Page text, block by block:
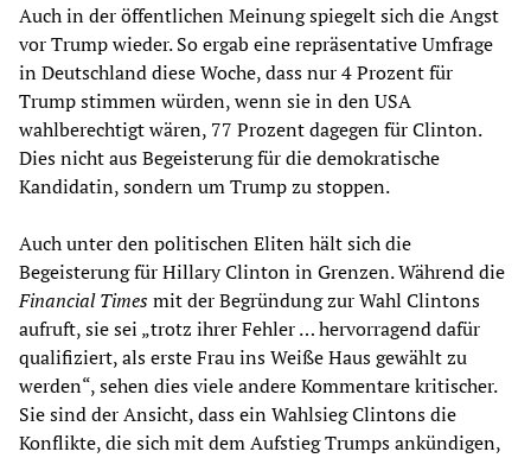
Auch in der öffentlichen Meinung spiegelt sich die Angst
vor Trump wieder. So ergab eine repräsentative Umfrage
in Deutschland diese Woche, dass nur 4 Prozent für
Trump stimmen würden, wenn sie in den USA
wahlberechtigt wären, 77 Prozent dagegen für Clinton.
Dies nicht aus Begeisterung für die demokratische
Kandidatin, sondern um Trump zu stoppen.
Auch unter den politischen Eliten hält sich die
Begeisterung für Hillary Clinton in Grenzen. Während die
Financial Timesmit der Begründung zur Wahl Clintons
aufruft, sie sei „trotz ihrer Fehler … hervorragend dafür
qualifiziert, als erste Frau ins Weiße Haus gewählt zu
werden“, sehen dies viele andere Kommentare kritischer.
Sie sind der Ansicht, dass ein Wahlsieg Clintons die
Konflikte, die sich mit dem Aufstieg Trumps ankündigen,